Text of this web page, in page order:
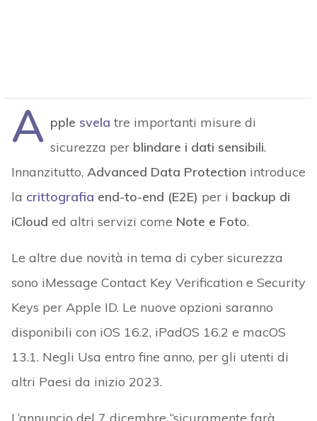
A pple svela tre importanti misure di
sicurezza per blindare i dati sensibili.
Innanzitutto, Advanced Data Protection introduce
la crittografia end-to-end (E2E) per i backup di
iCloud ed altri servizi come Note e Foto.
Le altre due novità in tema di cyber sicurezza
sono iMessage Contact Key Verification e Security
Keys per Apple ID. Le nuove opzioni saranno
disponibili con iOS 16.2, iPadOS 16.2 e macOS
13.1. Negli Usa entro fine anno, per gli utenti di
altri Paesi da inizio 2023.